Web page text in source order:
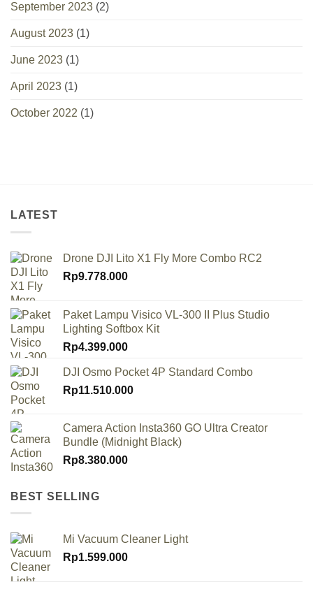
September 2023 (2)
August 2023 (1)
June 2023 (1)
April 2023 (1)
October 2022 (1)
LATEST
Drone DJI Lito X1 Fly More Combo RC2
Rp9.778.000
Paket Lampu Visico VL-300 II Plus Studio
Lighting Softbox Kit
Rp4.399.000
DJI Osmo Pocket 4P Standard Combo
Rp11.510.000
Camera Action Insta360 GO Ultra Creator
Bundle (Midnight Black)
Rp8.380.000
BEST SELLING
Mi Vacuum Cleaner Light
Rp1.599.000